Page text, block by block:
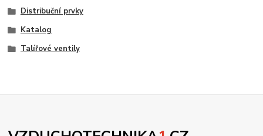
Distribuční prvky
Katalog
Talířové ventily